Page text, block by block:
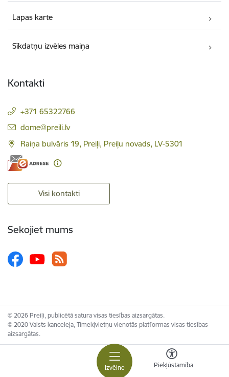
Izvēlne Piekļūstamība
Lapas karte
Sīkdatņu izvēles maiņa
Kontakti
+371 65322766
E-pasts:
dome@preili.lv
Raiņa bulvāris 19, Preiļi, Preiļu novads, LV-5301
Visi kontakti
Sekojiet mums
© 2026 Preiļi, publicētā satura visas tiesības aizsargātas.
© 2020 Valsts kanceleja, Tīmekļvietņu vienotās platformas visas tiesības
aizsargātas.